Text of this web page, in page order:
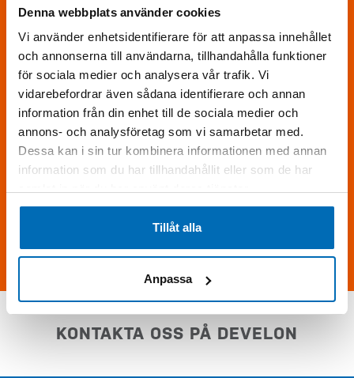
Denna webbplats använder cookies
Vi använder enhetsidentifierare för att anpassa innehållet
och annonserna till användarna, tillhandahålla funktioner
för sociala medier och analysera vår trafik. Vi
vidarebefordrar även sådana identifierare och annan
information från din enhet till de sociala medier och
annons- och analysföretag som vi samarbetar med.
Dessa kan i sin tur kombinera informationen med annan
information som du har tillhandahållit eller som de har
Tillåt alla
Anpassa
Fyll i formuläret för att få mer information om Develon DL380-7.
Skriv följande siffror i fältet (15565)
Skicka förfrågan
KONTAKTA OSS PÅ DEVELON